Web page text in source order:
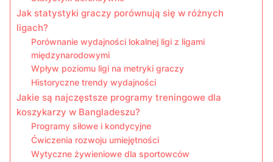
Jak statystyki graczy porównują się w różnych
ligach?
Porównanie wydajności lokalnej ligi z ligami
międzynarodowymi
Wpływ poziomu ligi na metryki graczy
Historyczne trendy wydajności
Jakie są najczęstsze programy treningowe dla
koszykarzy w Bangladeszu?
Programy siłowe i kondycyjne
Ćwiczenia rozwoju umiejętności
Wytyczne żywieniowe dla sportowców